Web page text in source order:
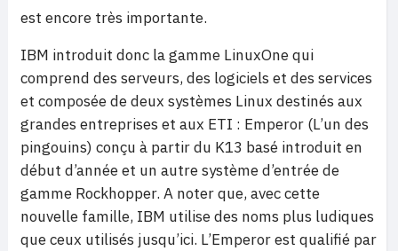
est encore très importante.
IBM introduit donc la gamme LinuxOne qui
comprend des serveurs, des logiciels et des services
et composée de deux systèmes Linux destinés aux
grandes entreprises et aux ETI : Emperor (L’un des
pingouins) conçu à partir du K13 basé introduit en
début d’année et un autre système d’entrée de
gamme Rockhopper. A noter que, avec cette
nouvelle famille, IBM utilise des noms plus ludiques
que ceux utilisés jusqu’ici. L’Emperor est qualifié par